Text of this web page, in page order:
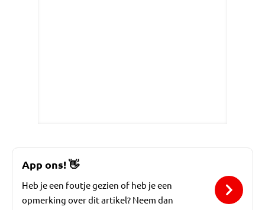
App ons!👋
Heb je een foutje gezien of heb je een
opmerking over dit artikel? Neem dan